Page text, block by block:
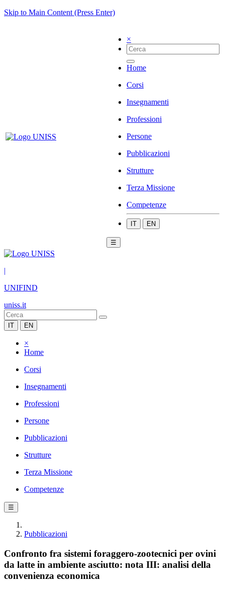
Skip to Main Content (Press Enter)
×
Home
Corsi
Insegnamenti
Professioni
Persone
Pubblicazioni
Strutture
Terza Missione
Competenze
IT EN
☰
|
UNIFIND
uniss.it
IT EN
×
Home
Corsi
Insegnamenti
Professioni
Persone
Pubblicazioni
Strutture
Terza Missione
Competenze
☰
Pubblicazioni
Confronto fra sistemi foraggero-zootecnici per ovini
da latte in ambiente asciutto: nota III: analisi della
convenienza economica